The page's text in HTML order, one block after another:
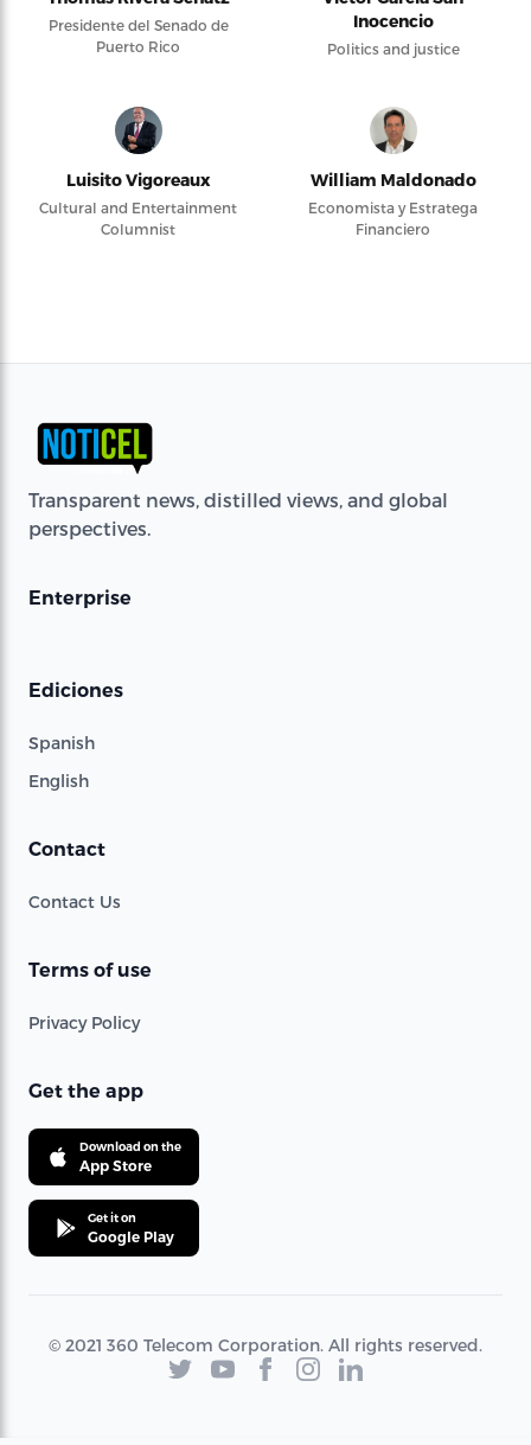
Presidente del Senado de
Puerto Rico
Inocencio
Politics and justice
Luisito Vigoreaux
Cultural and Entertainment
Columnist
William Maldonado
Economista y Estratega
Financiero
Transparent news, distilled views, and global
perspectives.
Enterprise
Ediciones
Spanish
English
Contact
Contact Us
Terms of use
Privacy Policy
Get the app
Download on the
App Store
Get it on
Google Play
© 2021 360 Telecom Corporation. All rights reserved.